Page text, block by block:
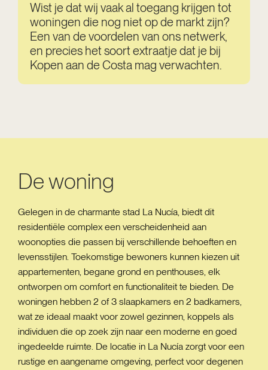
Wist je dat wij vaak al toegang krijgen tot
woningen die nog niet op de markt zijn?
Een van de voordelen van ons netwerk,
en precies het soort extraatje dat je bij
Kopen aan de Costa mag verwachten.
De woning
Gelegen in de charmante stad La Nucía, biedt dit
residentiële complex een verscheidenheid aan
woonopties die passen bij verschillende behoeften en
levensstijlen. Toekomstige bewoners kunnen kiezen uit
appartementen, begane grond en penthouses, elk
ontworpen om comfort en functionaliteit te bieden. De
woningen hebben 2 of 3 slaapkamers en 2 badkamers,
wat ze ideaal maakt voor zowel gezinnen, koppels als
individuen die op zoek zijn naar een moderne en goed
ingedeelde ruimte. De locatie in La Nucía zorgt voor een
rustige en aangename omgeving, perfect voor degenen